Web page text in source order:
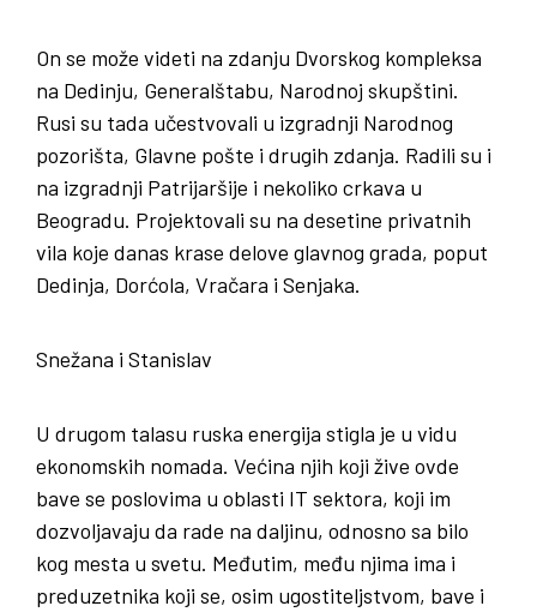
On se može videti na zdanju Dvorskog kompleksa
na Dedinju, Generalštabu, Narodnoj skupštini.
Rusi su tada učestvovali u izgradnji Narodnog
pozorišta, Glavne pošte i drugih zdanja. Radili su i
na izgradnji Patrijaršije i nekoliko crkava u
Beogradu. Projektovali su na desetine privatnih
vila koje danas krase delove glavnog grada, poput
Dedinja, Dorćola, Vračara i Senjaka.
Snežana i Stanislav
U drugom talasu ruska energija stigla je u vidu
ekonomskih nomada. Većina njih koji žive ovde
bave se poslovima u oblasti IT sektora, koji im
dozvoljavaju da rade na daljinu, odnosno sa bilo
kog mesta u svetu. Međutim, među njima ima i
preduzetnika koji se, osim ugostiteljstvom, bave i